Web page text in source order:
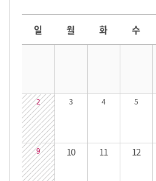
날짜선택
일 월 화 수
2 3 4 5
9 10 11 12